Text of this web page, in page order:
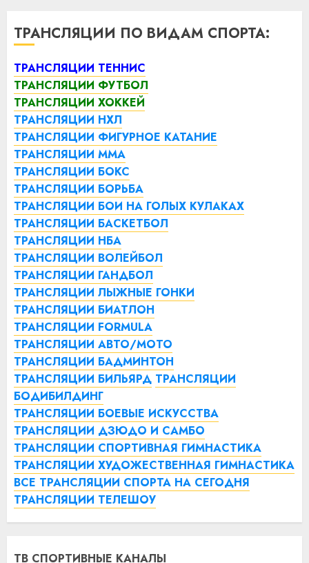
ТРАНСЛЯЦИИ ПО ВИДАМ СПОРТА:
ТРАНСЛЯЦИИ ТЕННИС
ТРАНСЛЯЦИИ ФУТБОЛ
ТРАНСЛЯЦИИ ХОККЕЙ
ТРАНСЛЯЦИИ НХЛ
ТРАНСЛЯЦИИ ФИГУРНОЕ КАТАНИЕ
ТРАНСЛЯЦИИ ММА
ТРАНСЛЯЦИИ БОКС
ТРАНСЛЯЦИИ БОРЬБА
ТРАНСЛЯЦИИ БОИ НА ГОЛЫХ КУЛАКАХ
ТРАНСЛЯЦИИ БАСКЕТБОЛ
ТРАНСЛЯЦИИ НБА
ТРАНСЛЯЦИИ ВОЛЕЙБОЛ
ТРАНСЛЯЦИИ ГАНДБОЛ
ТРАНСЛЯЦИИ ЛЫЖНЫЕ ГОНКИ
ТРАНСЛЯЦИИ БИАТЛОН
ТРАНСЛЯЦИИ FORMULA
ТРАНСЛЯЦИИ АВТО/МОТО
ТРАНСЛЯЦИИ БАДМИНТОН
ТРАНСЛЯЦИИ БИЛЬЯРД ТРАНСЛЯЦИИ
БОДИБИЛДИНГ
ТРАНСЛЯЦИИ БОЕВЫЕ ИСКУССТВА
ТРАНСЛЯЦИИ ДЗЮДО И САМБО
ТРАНСЛЯЦИИ СПОРТИВНАЯ ГИМНАСТИКА
ТРАНСЛЯЦИИ ХУДОЖЕСТВЕННАЯ ГИМНАСТИКА
ВСЕ ТРАНСЛЯЦИИ СПОРТА НА СЕГОДНЯ
ТРАНСЛЯЦИИ ТЕЛЕШОУ
ТВ СПОРТИВНЫЕ КАНАЛЫ